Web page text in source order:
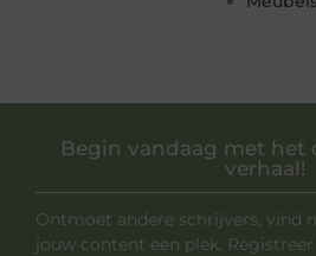
Begin vandaag met het
verhaal!
Ontmoet andere schrijvers, vind
jouw content een plek.